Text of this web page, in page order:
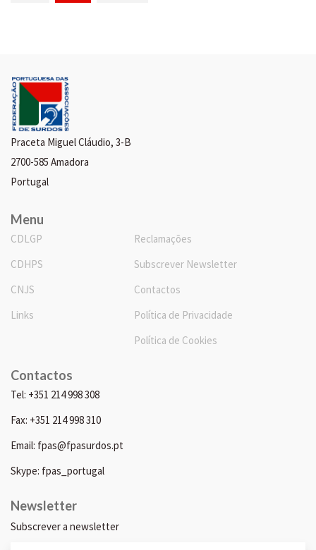
Praceta Miguel Cláudio, 3-B
2700-585 Amadora
Portugal
Menu
CDLGP
CDHPS
CNJS
Links
Reclamações
Subscrever Newsletter
Contactos
Política de Privacidade
Política de Cookies
Contactos
Tel: +351 214 998 308
Fax: +351 214 998 310
Email: fpas@fpasurdos.pt
Skype: fpas_portugal
Newsletter
Subscrever a newsletter